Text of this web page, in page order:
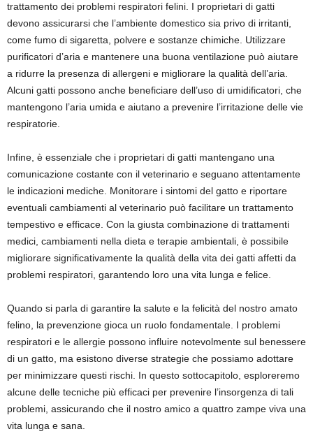
trattamento dei problemi respiratori felini. I proprietari di gatti
devono assicurarsi che l’ambiente domestico sia privo di irritanti,
come fumo di sigaretta, polvere e sostanze chimiche. Utilizzare
purificatori d’aria e mantenere una buona ventilazione può aiutare
a ridurre la presenza di allergeni e migliorare la qualità dell’aria.
Alcuni gatti possono anche beneficiare dell’uso di umidificatori, che
mantengono l’aria umida e aiutano a prevenire l’irritazione delle vie
respiratorie.
Infine, è essenziale che i proprietari di gatti mantengano una
comunicazione costante con il veterinario e seguano attentamente
le indicazioni mediche. Monitorare i sintomi del gatto e riportare
eventuali cambiamenti al veterinario può facilitare un trattamento
tempestivo e efficace. Con la giusta combinazione di trattamenti
medici, cambiamenti nella dieta e terapie ambientali, è possibile
migliorare significativamente la qualità della vita dei gatti affetti da
problemi respiratori, garantendo loro una vita lunga e felice.
Quando si parla di garantire la salute e la felicità del nostro amato
felino, la prevenzione gioca un ruolo fondamentale. I problemi
respiratori e le allergie possono influire notevolmente sul benessere
di un gatto, ma esistono diverse strategie che possiamo adottare
per minimizzare questi rischi. In questo sottocapitolo, esploreremo
alcune delle tecniche più efficaci per prevenire l’insorgenza di tali
problemi, assicurando che il nostro amico a quattro zampe viva una
vita lunga e sana.